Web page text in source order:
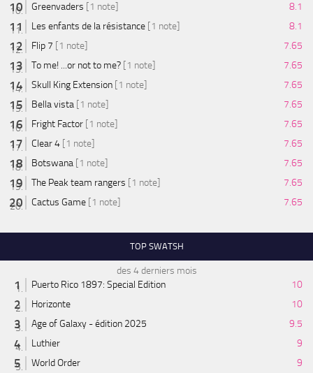
Greenvaders [1 note]
8.1
Les enfants de la résistance [1 note]
8.1
Flip 7 [1 note]
7.65
To me! ...or not to me? [1 note]
7.65
Skull King Extension [1 note]
7.65
Bella vista [1 note]
7.65
Fright Factor [1 note]
7.65
Clear 4 [1 note]
7.65
Botswana [1 note]
7.65
The Peak team rangers [1 note]
7.65
Cactus Game [1 note] 7.65
TOP SWATSH
des 4 derniers mois
Puerto Rico 1897: Special Edition
10
Horizonte
10
Age of Galaxy - édition 2025
9.5
Luthier
9
World Order
9